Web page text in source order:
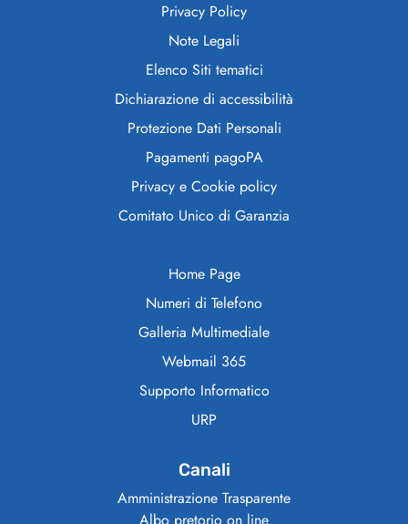
Privacy Policy
Note Legali
Elenco Siti tematici
Dichiarazione di accessibilità
Protezione Dati Personali
Pagamenti pagoPA
Privacy e Cookie policy
Comitato Unico di Garanzia
Home Page
Numeri di Telefono
Galleria Multimediale
Webmail 365
Supporto Informatico
URP
Canali
Amministrazione Trasparente